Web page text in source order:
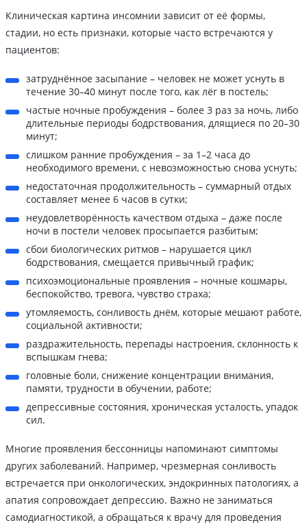
Клиническая картина инсомнии зависит от её формы,
стадии, но есть признаки, которые часто встречаются у
пациентов:
затруднённое засыпание – человек не может уснуть в
течение 30–40 минут после того, как лёг в постель;
частые ночные пробуждения – более 3 раз за ночь, либо
длительные периоды бодрствования, длящиеся по 20–30
минут;
слишком ранние пробуждения – за 1–2 часа до
необходимого времени, с невозможностью снова уснуть;
недостаточная продолжительность – суммарный отдых
составляет менее 6 часов в сутки;
неудовлетворённость качеством отдыха – даже после
ночи в постели человек просыпается разбитым;
сбои биологических ритмов – нарушается цикл
бодрствования, смещается привычный график;
психоэмоциональные проявления – ночные кошмары,
беспокойство, тревога, чувство страха;
утомляемость, сонливость днём, которые мешают работе,
социальной активности;
раздражительность, перепады настроения, склонность к
вспышкам гнева;
головные боли, снижение концентрации внимания,
памяти, трудности в обучении, работе;
депрессивные состояния, хроническая усталость, упадок
сил.
Многие проявления бессонницы напоминают симптомы
других заболеваний. Например, чрезмерная сонливость
встречается при онкологических, эндокринных патологиях, а
апатия сопровождает депрессию. Важно не заниматься
самодиагностикой, а обращаться к врачу для проведения